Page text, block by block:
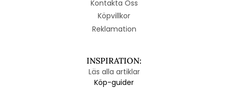
Kontakta Oss
Köpvillkor
Reklamation
INSPIRATION:
Läs alla artiklar
Köp-guider